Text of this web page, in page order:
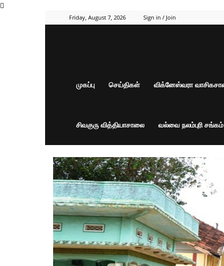
Friday, August 7, 2026 Sign in / Join
முகப்பு செய்திகள் விக்னேஸ்வரா
சிவகுரு வித்தியாசாலை வல்வை நலம்புரி